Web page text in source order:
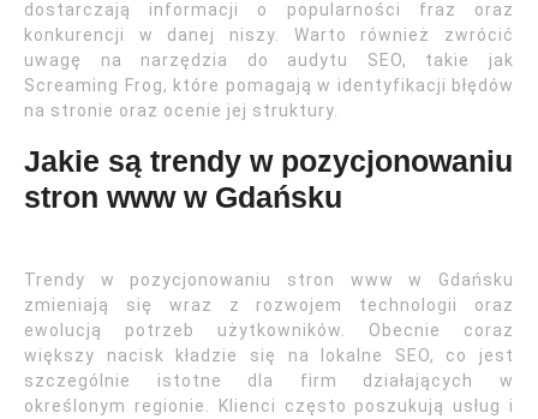
dostarczają informacji o popularności fraz oraz
konkurencji w danej niszy. Warto również zwrócić
uwagę na narzędzia do audytu SEO, takie jak
Screaming Frog, które pomagają w identyfikacji błędów
na stronie oraz ocenie jej struktury.
Jakie są trendy w pozycjonowaniu
stron www w Gdańsku
Trendy w pozycjonowaniu stron www w Gdańsku
zmieniają się wraz z rozwojem technologii oraz
ewolucją potrzeb użytkowników. Obecnie coraz
większy nacisk kładzie się na lokalne SEO, co jest
szczególnie istotne dla firm działających w
określonym regionie. Klienci często poszukują usług i